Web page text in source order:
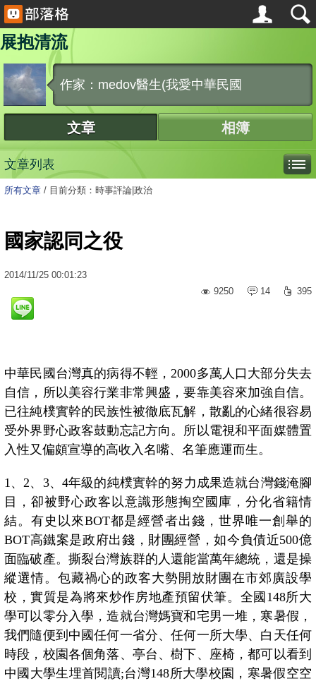
展抱清流
作家：medov醫生(我愛中華民國
文章 相簿
文章列表
所有文章 / 目前分類：時事評論|政治
國家認同之役
2014/11/25 00:01:23
9250
14 395
中華民國台灣真的病得不輕，2000多萬人口大部分失去
自信，所以美容行業非常興盛，要靠美容來加強自信。
已往純樸實幹的民族性被徹底瓦解，散亂的心緒很容易
受外界野心政客鼓動忘記方向。所以電視和平面媒體置
入性又偏頗宣導的高收入名嘴、名筆應運而生。
1、2、 3、 4年級的純樸實幹的努力成果造就台灣錢淹腳
目，卻被野心政客以意識形態掏空國庫，分化省籍情
結。有史以來BOT都是經營者出錢，世界唯一創舉的
BOT高鐵案是政府出錢，財團經營，如今負債近500億
面臨破產。 撕裂台灣族群的人還能當萬年總統 ，還是操
縱選情。 包藏禍心的政客大勢開放財團在市郊廣設學
校，實質是為將來炒作房地產預留伏筆。全國 148所大
學可以零分入學，造就台灣媽寶和宅男一堆，寒暑假，
我們隨便到中國任何一省分、任何一所大學、白天任何
時段，校園各個角落、亭台、樹下、座椅，都可以看到
中國大學生埋首閱讀;台灣148所大學校園，寒暑假空空